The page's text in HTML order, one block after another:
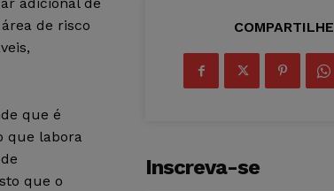
de risco
que é
que labora
que o
COMPARTILHE
Inscreva-se